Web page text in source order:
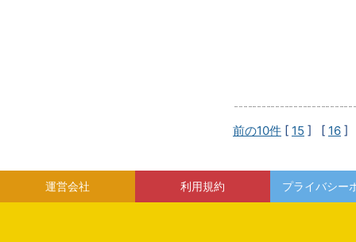
前の10件 [ 15 ] [ 16 ]
運営会社 利用規約 プライバシー